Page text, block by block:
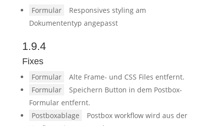
Formular
Responsives styling am
Dokumententyp angepasst
1.9.4
Fixes
Formular
Alte Frame- und CSS Files entfernt.
Formular
Speichern Button in dem Postbox-
Formular entfernt.
Postboxablage
Postbox workflow wird aus der